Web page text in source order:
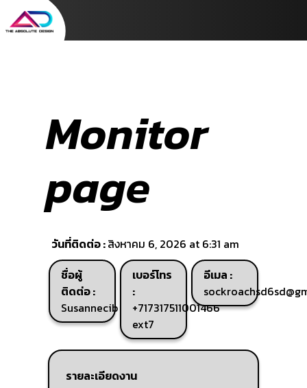
Monitor
page
วันที่ติดต่อ :สิงหาคม 6, 2026 at 6:31 am
ชื่อผู้
ติดต่อ :
Susannecib
เบอร์โทร
:
+717317511001466
ext7
อีเมล :
รายละเอียดงาน